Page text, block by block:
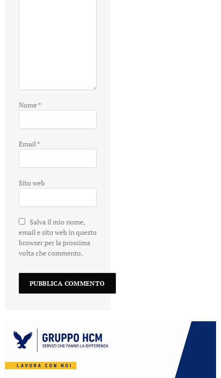
Nome*
Email*
Sito web
Salva il mio nome,
email e sito web in questo
browser per la prossima
volta che commento.